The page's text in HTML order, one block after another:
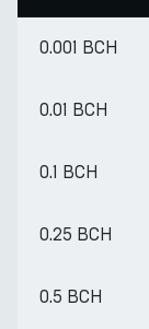
0.001 BCH
0.01 BCH
0.1 BCH
0.25 BCH
0.5 BCH